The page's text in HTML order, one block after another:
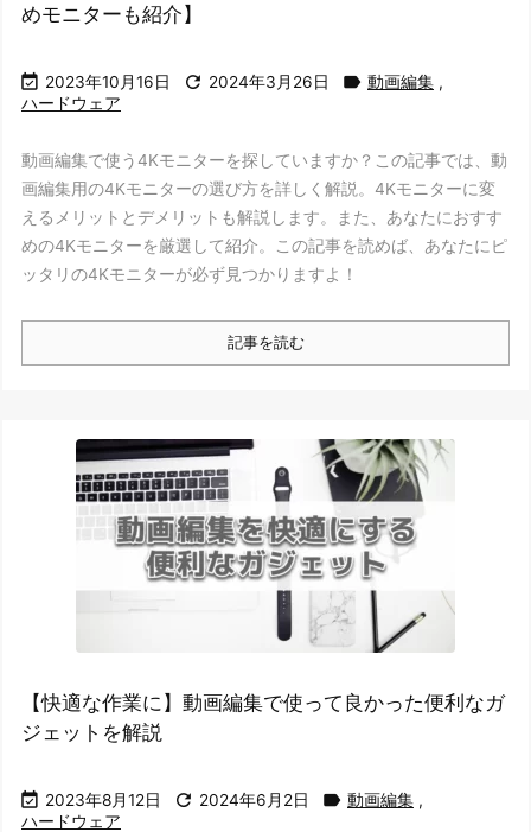
めモニターも紹介】
 2023年10月16日  2024年3月26日  動画編集 ,
ハードウェア
動画編集で使う4Kモニターを探していますか？この記事では、動
画編集用の4Kモニターの選び方を詳しく解説。4Kモニターに変
えるメリットとデメリットも解説します。また、あなたにおすす
めの4Kモニターを厳選して紹介。この記事を読めば、あなたにピ
ッタリの4Kモニターが必ず見つかりますよ！
記事を読む
【快適な作業に】動画編集で使って良かった便利なガ
ジェットを解説
 2023年8月12日  2024年6月2日  動画編集 ,
ハードウェア